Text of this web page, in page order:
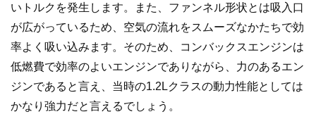
いトルクを発生します。また、ファンネル形状とは吸入口
が広がっているため、空気の流れをスムーズなかたちで効
率よく吸い込みます。そのため、コンバックスエンジンは
低燃費で効率のよいエンジンでありながら、力のあるエン
ジンであると言え、当時の1.2Lクラスの動力性能としては
かなり強力だと言えるでしょう。